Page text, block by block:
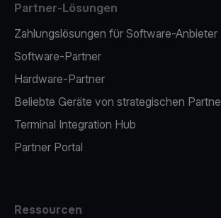
Partner-Lösungen
Zahlungslösungen für Software-Anbieter
Software-Partner
Hardware-Partner
Beliebte Geräte von strategischen
Terminal Integration Hub
Partner Portal
Ressourcen